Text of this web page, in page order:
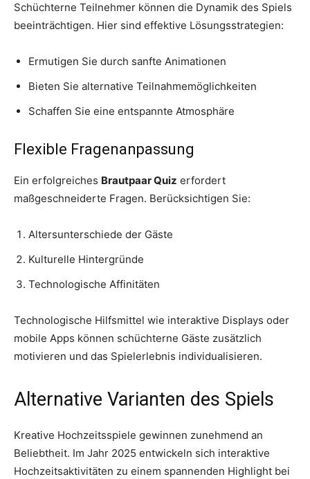
Schüchterne Teilnehmer können die Dynamik des Spiels
beeinträchtigen. Hier sind effektive Lösungsstrategien:
Ermutigen Sie durch sanfte Animationen
Bieten Sie alternative Teilnahmemöglichkeiten
Schaffen Sie eine entspannte Atmosphäre
Flexible Fragenanpassung
Ein erfolgreiches Brautpaar Quiz erfordert
maßgeschneiderte Fragen. Berücksichtigen Sie:
Altersunterschiede der Gäste
Kulturelle Hintergründe
Technologische Affinitäten
Technologische Hilfsmittel wie interaktive Displays oder
mobile Apps können schüchterne Gäste zusätzlich
motivieren und das Spielerlebnis individualisieren.
Alternative Varianten des Spiels
Kreative Hochzeitsspiele gewinnen zunehmend an
Beliebtheit. Im Jahr 2025 entwickeln sich interaktive
Hochzeitsaktivitäten zu einem spannenden Highlight bei